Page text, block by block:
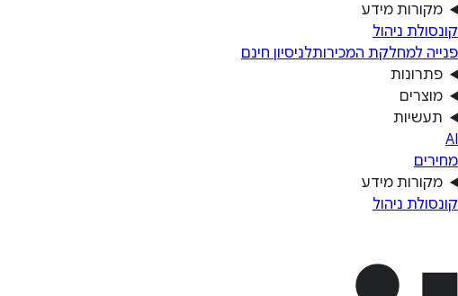
מקורות מידע
קונסולת ניהול
פנייה למחלקת המכירותלניסיון חינם
פתרונות
מוצרים
תעשיות
AI
מחירים
מקורות מידע
קונסולת ניהול